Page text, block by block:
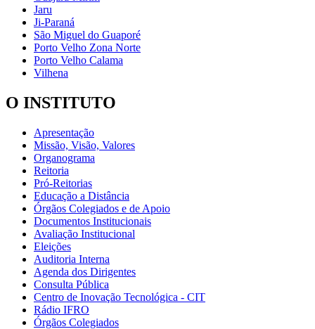
Jaru
Ji-Paraná
São Miguel do Guaporé
Porto Velho Zona Norte
Porto Velho Calama
Vilhena
O INSTITUTO
Apresentação
Missão, Visão, Valores
Organograma
Reitoria
Pró-Reitorias
Educação a Distância
Órgãos Colegiados e de Apoio
Documentos Institucionais
Avaliação Institucional
Eleições
Auditoria Interna
Agenda dos Dirigentes
Consulta Pública
Centro de Inovação Tecnológica - CIT
Rádio IFRO
Órgãos Colegiados